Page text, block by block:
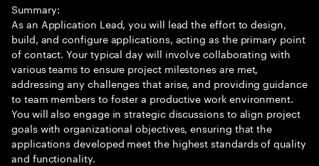
Summary:
As an Application Lead, you will lead the effort to design,
build, and configure applications, acting as the primary point
of contact. Your typical day will involve collaborating with
various teams to ensure project milestones are met,
addressing any challenges that arise, and providing guidance
to team members to foster a productive work environment.
You will also engage in strategic discussions to align project
goals with organizational objectives, ensuring that the
applications developed meet the highest standards of quality
and functionality.